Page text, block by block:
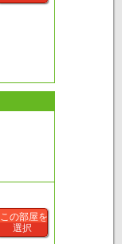
この部屋を
選択